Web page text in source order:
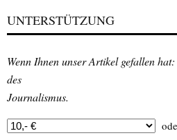
UNTERSTÜTZUNG
Wenn Ihnen unser Artikel gefallen
des
Journalismus.